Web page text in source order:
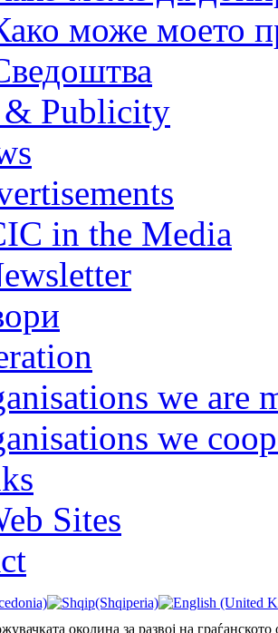
може моето
& Publicity
in the Media
we are
we
Sites
околина за развој на